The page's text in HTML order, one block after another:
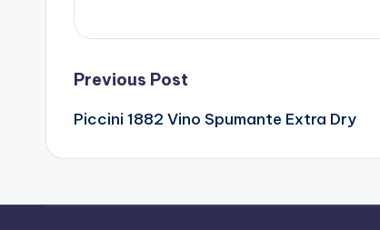
Previous Post
Piccini 1882 Vino Spumante Extra Dry